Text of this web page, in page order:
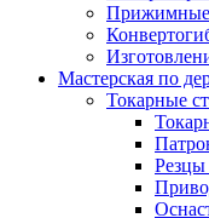
Прижимные
Мастерская по
Токарные
Резцы